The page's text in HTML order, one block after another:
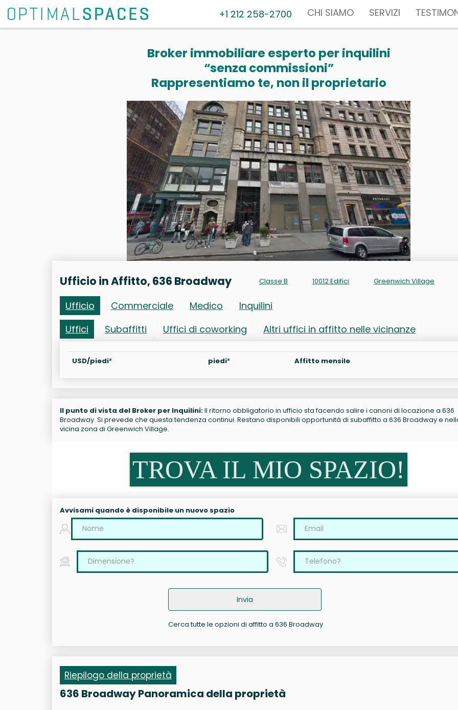
+1 212 258-2700 CHI SIAMO SERVIZI
Broker immobiliare esperto per inquilini
“senza commissioni”
Rappresentiamo te, non il proprietario
Ufficio in Affitto, 636 Broadway Classe B 10012 Edifici Greenwich Village
Ufficio Commerciale Medico
Inquilini
Uffici
Subaffitti Uffici di coworking Altri uffici in affitto nelle vicinanze
USD/piedi² piedi² Affitto mensile
Il punto di vista del Broker per Inquilini:Il ritorno obbligatorio in ufficio sta facendo salire i canoni di locazione a 636
Broadway. Si prevede che questa tendenza continui. Restano disponibili opportunità di subaffitto a 636 Broadway e
vicina zona di Greenwich Village.
TROVA IL MIO SPAZIO!
Avvisami quando è disponibile un nuovo spazio
Invia
Cerca tutte le opzioni di affitto a 636 Broadway
Riepilogo della proprietà
636 Broadway Panoramica della proprietà